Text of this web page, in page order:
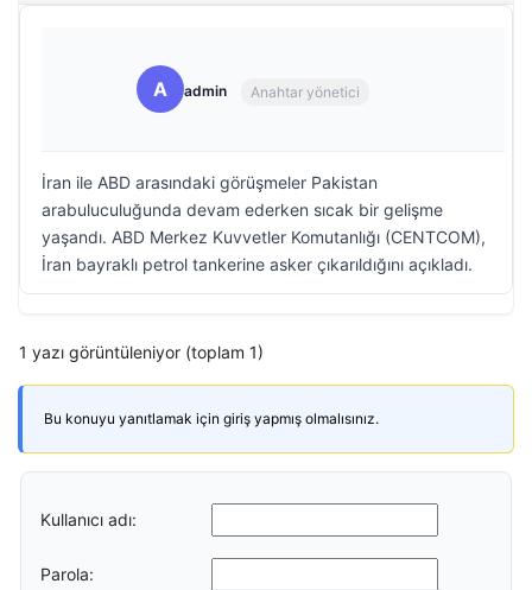
A admin Anahtar yönetici
İran ile ABD arasındaki görüşmeler Pakistan
arabuluculuğunda devam ederken sıcak bir gelişme
yaşandı. ABD Merkez Kuvvetler Komutanlığı (CENTCOM),
İran bayraklı petrol tankerine asker çıkarıldığını açıkladı.
1 yazı görüntüleniyor (toplam 1)
Bu konuyu yanıtlamak için giriş yapmış olmalısınız.
Kullanıcı adı:
Parola: